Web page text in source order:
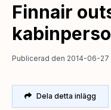
Finnair
Publicerad den 2014-06-27
Dela detta inlägg